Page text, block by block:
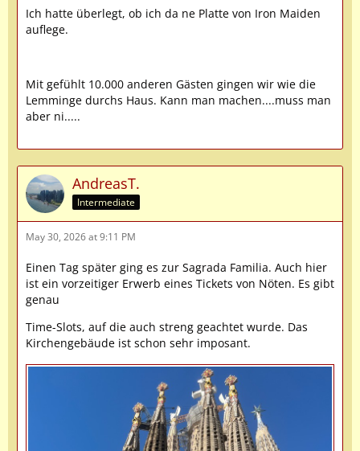
Ich hatte überlegt, ob ich da ne Platte von Iron Maiden
auflege.
Mit gefühlt 10.000 anderen Gästen gingen wir wie die
Lemminge durchs Haus. Kann man machen....muss man
aber ni.....
AndreasT.
Intermediate
May 30, 2026 at 9:11 PM
Einen Tag später ging es zur Sagrada Familia. Auch hier
ist ein vorzeitiger Erwerb eines Tickets von Nöten. Es gibt
genau
Time-Slots, auf die auch streng geachtet wurde. Das
Kirchengebäude ist schon sehr imposant.